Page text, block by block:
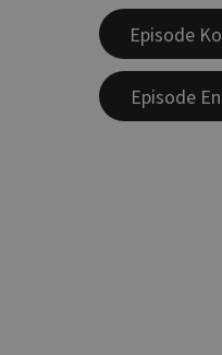
Episode Ko
Episode En